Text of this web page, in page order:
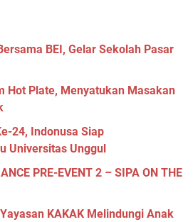
BEI, Gelar Sekolah Pasar
Hot Plate, Menyatukan Masakan
24, Indonusa Siap
Universitas Unggul
PRE-EVENT 2 – SIPA ON THE
KAKAK Melindungi Anak